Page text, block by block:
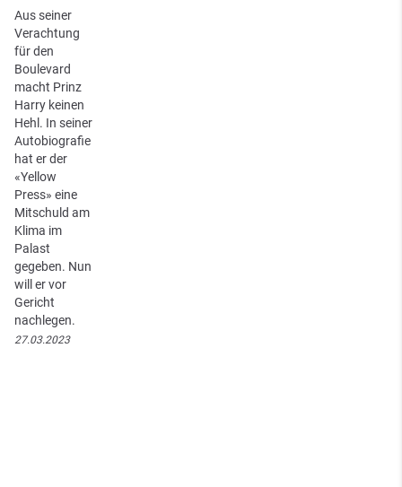
Aus seiner
Verachtung
für den
Boulevard
macht Prinz
Harry keinen
Hehl. In seiner
Autobiografie
hat er der
«Yellow
Press» eine
Mitschuld am
Klima im
Palast
gegeben. Nun
will er vor
Gericht
nachlegen.
27.03.2023